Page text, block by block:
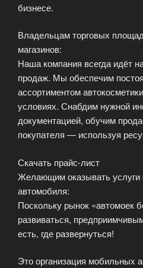
бизнесе.
Владельцам торговых
магазинов:
Наша компания всегда идёт
продаж. Мы обеспечим
ассортиментом
условиях. Снабдим нужной
документацией, обучим
покупателя — используя
Скачать прайс-лист
Желающим оказывать услуги
автомобиля:
Поскольку рынок «автомоек
развиваться,
есть, где развернуться!
Это организация мобильных